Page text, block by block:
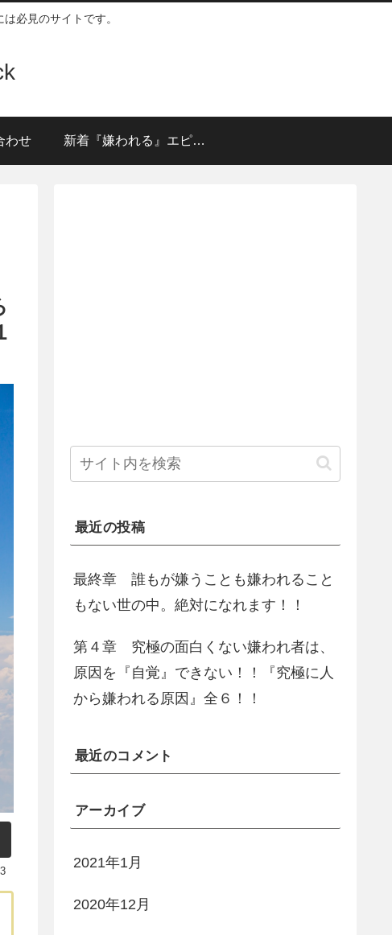
必見のサイトです。
わせ 新着『嫌われる』エピソ
最近の投稿
最終章 誰もが嫌うことも嫌われること
もない世の中。絶対になれます！！
第４章 究極の面白くない嫌われ者は、
原因を『自覚』できない！！『究極に人
から嫌われる原因』全６！！
最近のコメント
アーカイブ
2021年1月
2020年12月